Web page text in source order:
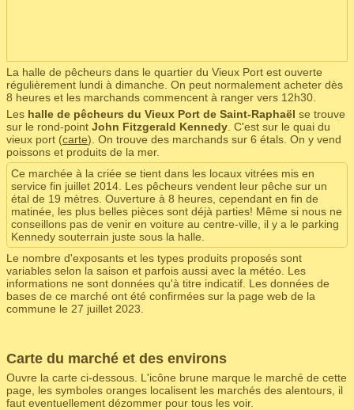
La halle de pêcheurs dans le quartier du Vieux Port est ouverte
régulièrement lundi à dimanche. On peut normalement acheter dès
8 heures et les marchands commencent à ranger vers 12h30.
Les halle de pêcheurs du Vieux Port de Saint-Raphaël se trouve
sur le rond-point John Fitzgerald Kennedy . C'est sur le quai du
vieux port (carte). On trouve des marchands sur 6 étals. On y vend
poissons et produits de la mer.
Ce marchée à la criée se tient dans les locaux vitrées mis en
service fin juillet 2014. Les pêcheurs vendent leur pêche sur un
étal de 19 mètres. Ouverture à 8 heures, cependant en fin de
matinée, les plus belles pièces sont déjà parties! Même si nous ne
conseillons pas de venir en voiture au centre-ville, il y a le parking
Kennedy souterrain juste sous la halle.
Le nombre d'exposants et les types produits proposés sont
variables selon la saison et parfois aussi avec la météo. Les
informations ne sont données qu'à titre indicatif. Les données de
bases de ce marché ont été confirmées sur la page web de la
commune le 27 juillet 2023.
Carte du marché et des environs
Ouvre la carte ci-dessous. L'icône brune marque le marché de cette
page, les symboles oranges localisent les marchés des alentours, il
faut eventuellement dézommer pour tous les voir.